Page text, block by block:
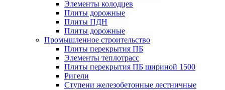
Элементы колодцев
Плиты дорожные
Плиты ПДН
Плиты дорожные
Промышленное строительство
Плиты перекрытия ПБ
Элементы теплотрасс
Плиты перекрытия ПБ шириной 1500
Ригели
Ступени железобетонные лестничные